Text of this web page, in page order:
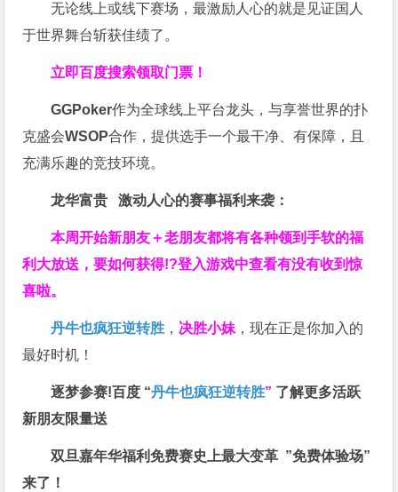
无论线上或线下赛场，最激励人心的就是见证国人
于世界舞台斩获佳绩了。
立即百度搜索领取门票！
GGPoker作为全球线上平台龙头，与享誉世界的扑
克盛会WSOP合作，提供选手一个最干净、有保障，且
充满乐趣的竞技环境。
龙华富贵 激动人心的赛事福利来袭：
本周开始新朋友＋老朋友都将有各种领到手软的福
利大放送，要如何获得!?登入游戏中查看有没有收到惊
喜啦。
丹牛也疯狂逆转胜 ， 决胜小妹 ，现在正是你加入的
最好时机！
逐梦参赛!百度 “丹牛也疯狂逆转胜” 了解更多活跃
新朋友限量送
双旦嘉年华福利免费赛史上最大变革 ”免费体验场”
来了！